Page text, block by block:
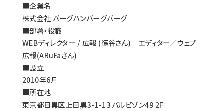
■企業名
株式会社 バーグハンバーグバーグ
■部署・役職
WEBディレクター / 広報 (徳谷さん) エディター／ウェブ
広報(ARuFaさん)
■設立
2010年6月
■所在地
東京都目黒区上目黒3-1-13 バルビゾン49 2F